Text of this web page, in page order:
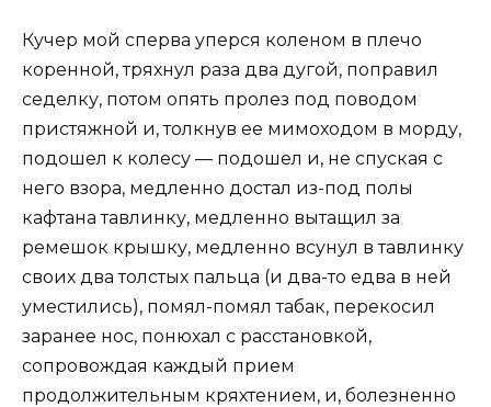
Кучер мой сперва уперся коленом в плечо
коренной, тряхнул раза два дугой, поправил
седелку, потом опять пролез под поводом
пристяжной и, толкнув ее мимоходом в морду,
подошел к колесу — подошел и, не спуская с
него взора, медленно достал из-под полы
кафтана тавлинку, медленно вытащил за
ремешок крышку, медленно всунул в тавлинку
своих два толстых пальца (и два-то едва в ней
уместились), помял-помял табак, перекосил
заранее нос, понюхал с расстановкой,
сопровождая каждый прием
продолжительным кряхтением, и, болезненно